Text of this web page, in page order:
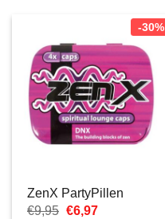
-30%
ZenX PartyPillen
€9,95 Ursprünglicher
€6,97Aktueller